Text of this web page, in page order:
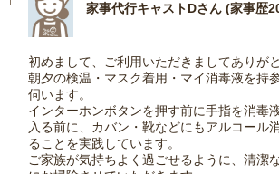
家事代行キャストDさん (家事歴
初めまして、ご利用いただきましてありが
朝夕の検温・マスク着用・マイ消毒液を持
伺います。
インターホンボタンを押す前に手指を消毒
入る前に、カバン・靴などにもアルコール
ることを実践しています。
ご家族が気持ちよく過ごせるように、清潔